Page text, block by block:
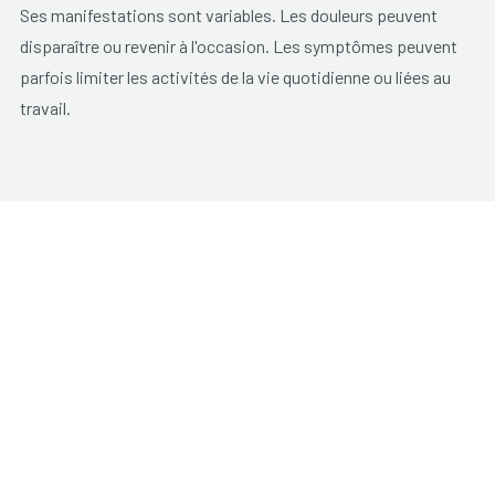
Ses manifestations sont variables. Les douleurs peuvent
disparaître ou revenir à l'occasion. Les symptômes peuvent
parfois limiter les activités de la vie quotidienne ou liées au
travail.